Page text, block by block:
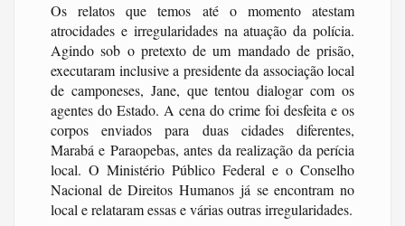
Os relatos que temos até o momento atestam
atrocidades e irregularidades na atuação da polícia.
Agindo sob o pretexto de um mandado de prisão,
executaram inclusive a presidente da associação local
de camponeses, Jane, que tentou dialogar com os
agentes do Estado. A cena do crime foi desfeita e os
corpos enviados para duas cidades diferentes,
Marabá e Paraopebas, antes da realização da perícia
local. O Ministério Público Federal e o Conselho
Nacional de Direitos Humanos já se encontram no
local e relataram essas e várias outras irregularidades.